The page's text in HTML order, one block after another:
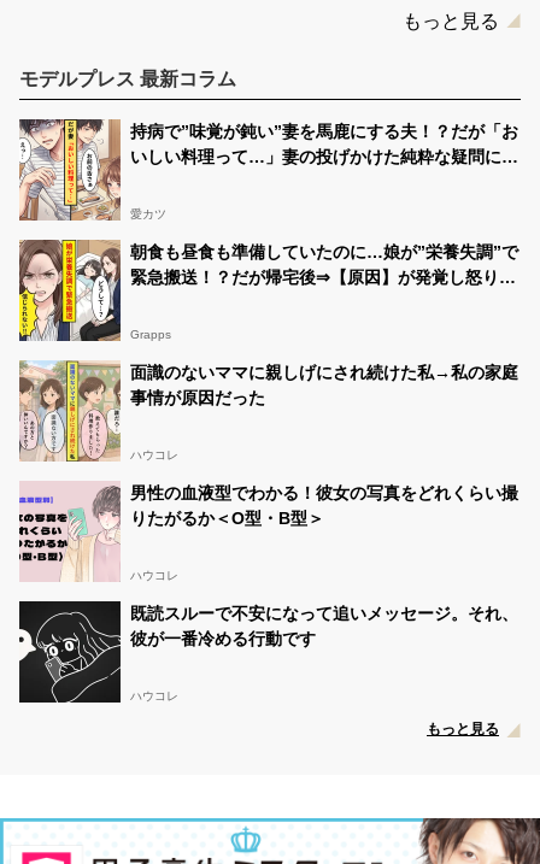
もっと見る
モデルプレス 最新コラム
持病で”味覚が鈍い”妻を馬鹿にする夫！？だが「お
いしい料理って…」妻の投げかけた純粋な疑問に…
愛カツ
朝食も昼食も準備していたのに…娘が”栄養失調”で
緊急搬送！？だが帰宅後⇒【原因】が発覚し怒りで
Grapps
面識のないママに親しげにされ続けた私→私の家庭
事情が原因だった
ハウコレ
男性の血液型でわかる！彼女の写真をどれくらい撮
りたがるか＜O型・B型＞
ハウコレ
既読スルーで不安になって追いメッセージ。それ、
彼が一番冷める行動です
ハウコレ
もっと見る